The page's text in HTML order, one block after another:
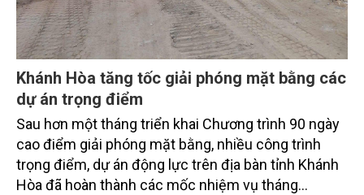
Khánh Hòa tăng tốc giải phóng mặt bằng các
dự án trọng điểm
Sau hơn một tháng triển khai Chương trình 90 ngày
cao điểm giải phóng mặt bằng, nhiều công trình
trọng điểm, dự án động lực trên địa bàn tỉnh Khánh
Hòa đã hoàn thành các mốc nhiệm vụ tháng